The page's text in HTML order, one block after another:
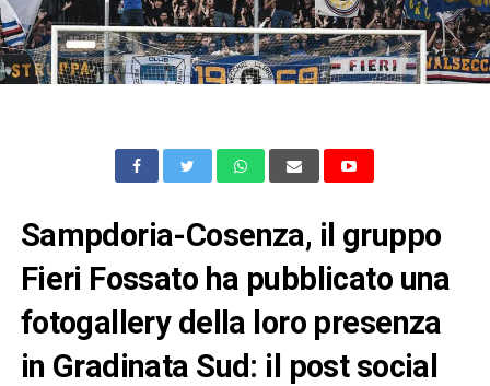
Sampdoria-Cosenza, il gruppo
Fieri Fossato ha pubblicato una
fotogallery della loro presenza
in Gradinata Sud: il post social